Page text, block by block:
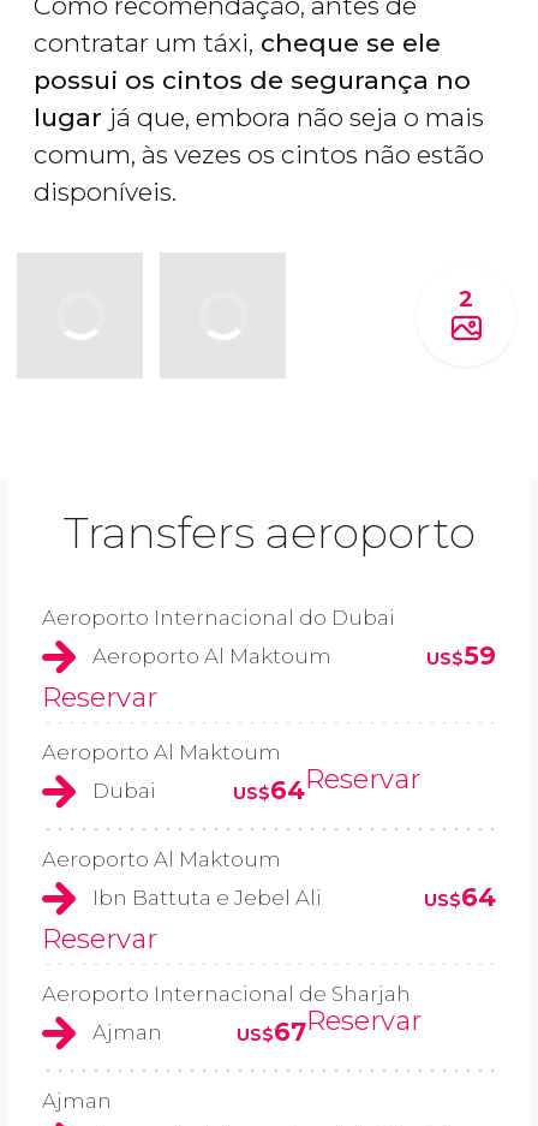
contratar um táxi, cheque se ele
possui os cintos de segurança no
lugar já que, embora não seja o mais
comum, às vezes os cintos não estão
disponíveis.
2
Transfers aeroporto
Aeroporto Internacional do Dubai
Aeroporto Al Maktoum
US$59
Reservar
Aeroporto Al Maktoum
Dubai
US$64Reservar
Aeroporto Al Maktoum
Ibn Battuta e Jebel Ali
US$64
Reservar
Aeroporto Internacional de Sharjah
Ajman
US$67Reservar
Ajman